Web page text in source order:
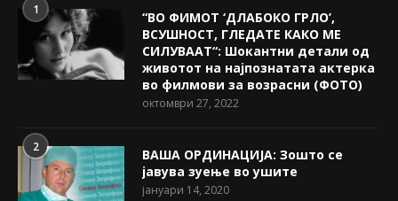
1
“ВО ФИМОТ ‘ДЛАБОКО ГРЛО’,
ВСУШНОСТ, ГЛЕДАТЕ КАКО МЕ
СИЛУВААТ“: Шокантни детали од
животот на најпознатата актерка
во филмови за возрасни (ФОТО)
октомври 27, 2022
2
ВАША ОРДИНАЦИЈА: Зошто се
јавува зуење во ушите
јануари 14, 2020